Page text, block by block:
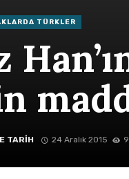
TÜRKLER
TARIH 24 Aralık 2015